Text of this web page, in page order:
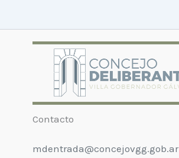
Contacto
mdentrada@concejovgg.gob.ar